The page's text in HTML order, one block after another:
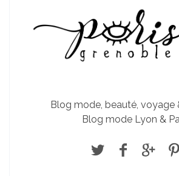
Blog mode, beauté, voyage
Blog mode Lyon &